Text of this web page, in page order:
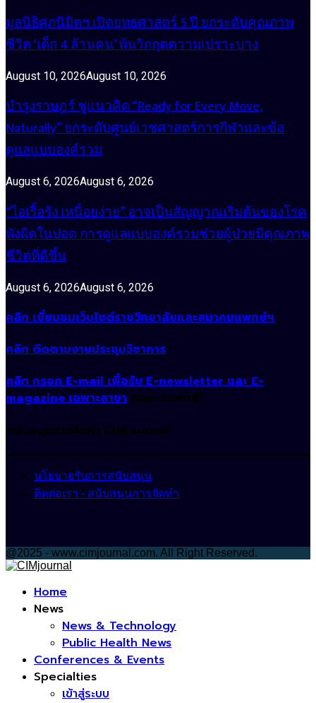
มูลนิธิศุภนิมิตฯ เปิดยุทธศาสตร์ 5 ปี ยกระดับคุณภาพ
ชีวิต ‘เด็ก 4 ล้านคน’ พ้นวิกฤตความเปราะบาง
August 10, 2026August 10, 2026
บำรุงราษฎร์ ชูแนวคิด “Ready for Every Move,
Naturally” ยกระดับศูนย์เวชศาสตร์การกีฬาและข้อ
ดูแลแบบองค์รวม
August 6, 2026August 6, 2026
“ไอเรื้อรัง เหนื่อยง่าย” อาจเป็นสัญญาณเริ่มต้นของโรค
พังผืดในปอด การดูแลแบบองค์รวมช่วยผู้ป่วยมีคุณภาพ
ชีวิตที่ดีขึ้น
August 6, 2026August 6, 2026
คลิก เยี่ยมชมเว็บไซต์ราชวิทยาลัยและสมาคมแพทย์ฯ
คลิก ติดตามงานประชุมวิชาการ
คลิก กรอก E-mail เพื่อรับ E-newsletter และ E-
magazine เฉพาะสาขา (เฉพาะแพทย์)
สนับสนุนการจัดทำ CIMjournal
นโยบายรับการสนับสนุน
ติดต่อเรา - สนับสนุนการจัดทำ
@2025 - www.cimjournal.com. All Right Reserved.
Home
News
News & Technology
Public Health News
Conferences & Events
Specialties
เข้าสู่ระบบ